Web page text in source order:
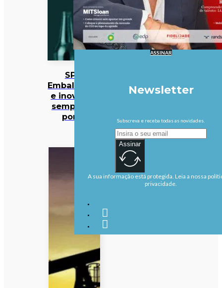
SPV:
Embalagens
e inovação
sempre no
ponto
ASSINAR
Newsletter
Subscreva e receba todas as novidades.
Assinar
A sua informação está protegida. Leia a nossa
privacidade.